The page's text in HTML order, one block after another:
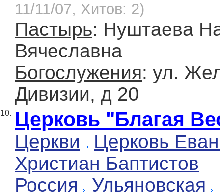
11/11/07, Хитов: 2)
Пастырь: Нуштаева
Вячеславна
Богослужения: ул.
Дивизии, д 20
10. Церковь "Благая
Церкви
Церковь
Христиан Баптистов
Россия
Ульяновская